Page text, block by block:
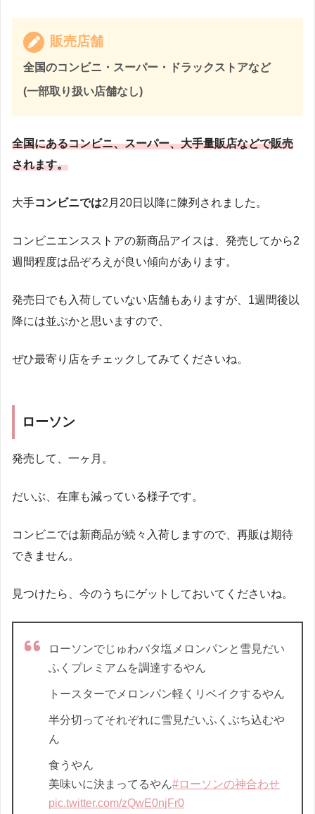
販売店舗
全国のコンビニ・スーパー・ドラックストアなど
(一部取り扱い店舗なし)
全国にあるコンビニ、スーパー、大手量販店などで販売
されます。
大手コンビニでは2月20日以降に陳列されました。
コンビニエンスストアの新商品アイスは、発売してから2
週間程度は品ぞろえが良い傾向があります。
発売日でも入荷していない店舗もありますが、1週間後以
降には並ぶかと思いますので、
ぜひ最寄り店をチェックしてみてくださいね。
ローソン
発売して、一ヶ月。
だいぶ、在庫も減っている様子です。
コンビニでは新商品が続々入荷しますので、再販は期待
できません。
見つけたら、今のうちにゲットしておいてくださいね。
ローソンでじゅわバタ塩メロンパンと雪見だい
ふくプレミアムを調達するやん
トースターでメロンパン軽くリベイクするやん
半分切ってそれぞれに雪見だいふくぶち込むや
ん
食うやん
美味いに決まってるやん#ローソンの神合わせ
pic.twitter.com/zQwE0njFr0